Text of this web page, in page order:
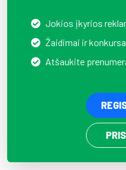
Jokios įkyrios
Žaidimai ir
Atšaukite